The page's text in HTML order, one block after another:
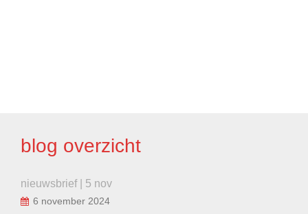
blog overzicht
nieuwsbrief | 5 nov
6 november 2024